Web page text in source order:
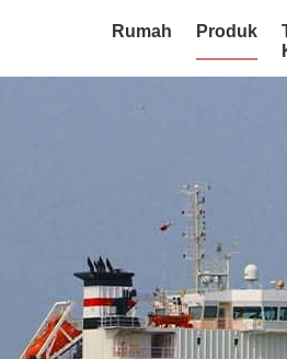
Rumah Produk